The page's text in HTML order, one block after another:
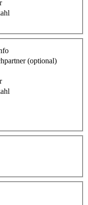
(optional)